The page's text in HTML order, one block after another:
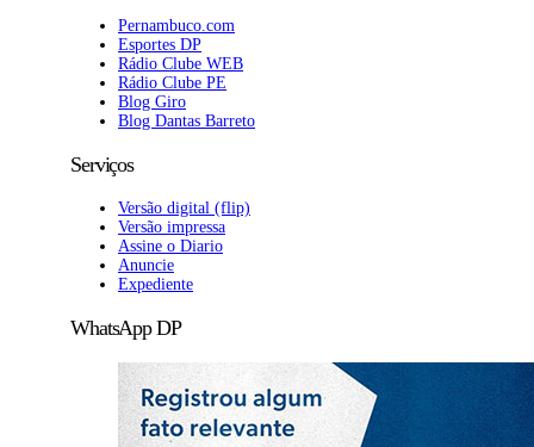
Pernambuco.com
Esportes DP
Rádio Clube WEB
Rádio Clube PE
Blog Giro
Blog Dantas Barreto
Serviços
Versão digital (flip)
Versão impressa
Assine o Diario
Anuncie
Expediente
WhatsApp DP